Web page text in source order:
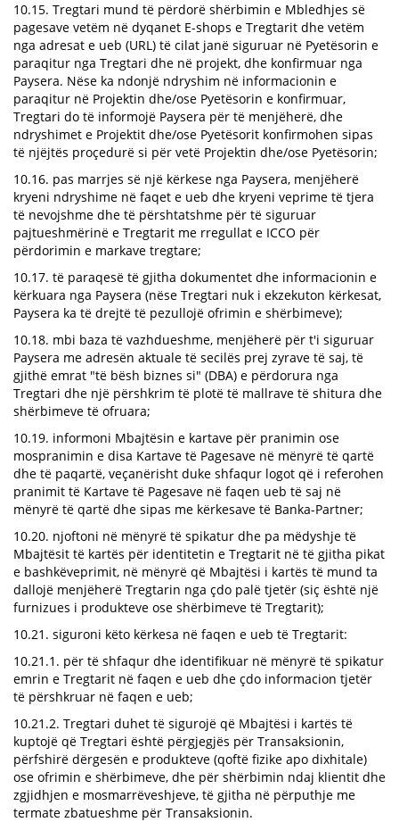
10.15. Tregtari mund të përdorë shërbimin e Mbledhjes së
pagesave vetëm në dyqanet E-shops e Tregtarit dhe vetëm
nga adresat e ueb (URL) të cilat janë siguruar në Pyetësorin e
paraqitur nga Tregtari dhe në projekt, dhe konfirmuar nga
Paysera. Nëse ka ndonjë ndryshim në informacionin e
paraqitur në Projektin dhe/ose Pyetësorin e konfirmuar,
Tregtari do të informojë Paysera për të menjëherë, dhe
ndryshimet e Projektit dhe/ose Pyetësorit konfirmohen sipas
të njëjtës proçedurë si për vetë Projektin dhe/ose Pyetësorin;
10.16. pas marrjes së një kërkese nga Paysera, menjëherë
kryeni ndryshime në faqet e ueb dhe kryeni veprime të tjera
të nevojshme dhe të përshtatshme për të siguruar
pajtueshmërinë e Tregtarit me rregullat e ICCO për
përdorimin e markave tregtare;
10.17. të paraqesë të gjitha dokumentet dhe informacionin e
kërkuara nga Paysera (nëse Tregtari nuk i ekzekuton kërkesat,
Paysera ka të drejtë të pezullojë ofrimin e shërbimeve);
10.18. mbi baza të vazhdueshme, menjëherë për t'i siguruar
Paysera me adresën aktuale të secilës prej zyrave të saj, të
gjithë emrat "të bësh biznes si" (DBA) e përdorura nga
Tregtari dhe një përshkrim të plotë të mallrave të shitura dhe
shërbimeve të ofruara;
10.19. informoni Mbajtësin e kartave për pranimin ose
mospranimin e disa Kartave të Pagesave në mënyrë të qartë
dhe të paqartë, veçanërisht duke shfaqur logot që i referohen
pranimit të Kartave të Pagesave në faqen ueb të saj në
mënyrë të qartë dhe sipas me kërkesave të Banka-Partner;
10.20. njoftoni në mënyrë të spikatur dhe pa mëdyshje të
Mbajtësit të kartës për identitetin e Tregtarit në të gjitha pikat
e bashkëveprimit, në mënyrë që Mbajtësi i kartës të mund ta
dallojë menjëherë Tregtarin nga çdo palë tjetër (siç është një
furnizues i produkteve ose shërbimeve të Tregtarit);
10.21. siguroni këto kërkesa në faqen e ueb të Tregtarit:
10.21.1. për të shfaqur dhe identifikuar në mënyrë të spikatur
emrin e Tregtarit në faqen e ueb dhe çdo informacion tjetër
të përshkruar në faqen e ueb;
10.21.2. Tregtari duhet të sigurojë që Mbajtësi i kartës të
kuptojë që Tregtari është përgjegjës për Transaksionin,
përfshirë dërgesën e produkteve (qoftë fizike apo dixhitale)
ose ofrimin e shërbimeve, dhe për shërbimin ndaj klientit dhe
zgjidhjen e mosmarrëveshjeve, të gjitha në përputhje me
termate zbatueshme për Transaksionin.